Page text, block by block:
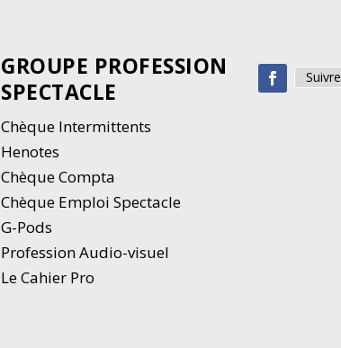
GROUPE PROFESSION
SPECTACLE
Chèque Intermittents
Henotes
Chèque Compta
Chèque Emploi Spectacle
G-Pods
Profession Audio-visuel
Le Cahier Pro
Suivre